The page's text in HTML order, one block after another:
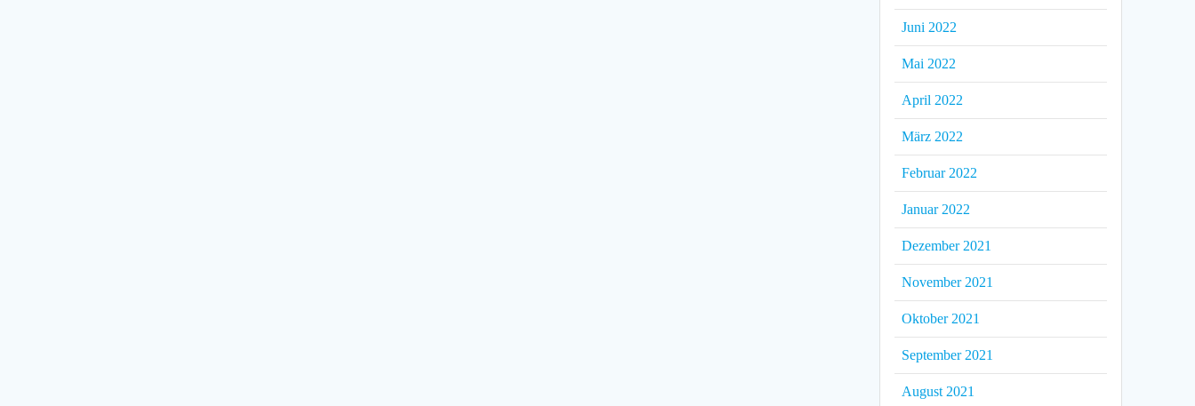
Juni 2022
Mai 2022
April 2022
März 2022
Februar 2022
Januar 2022
Dezember 2021
November 2021
Oktober 2021
September 2021
August 2021